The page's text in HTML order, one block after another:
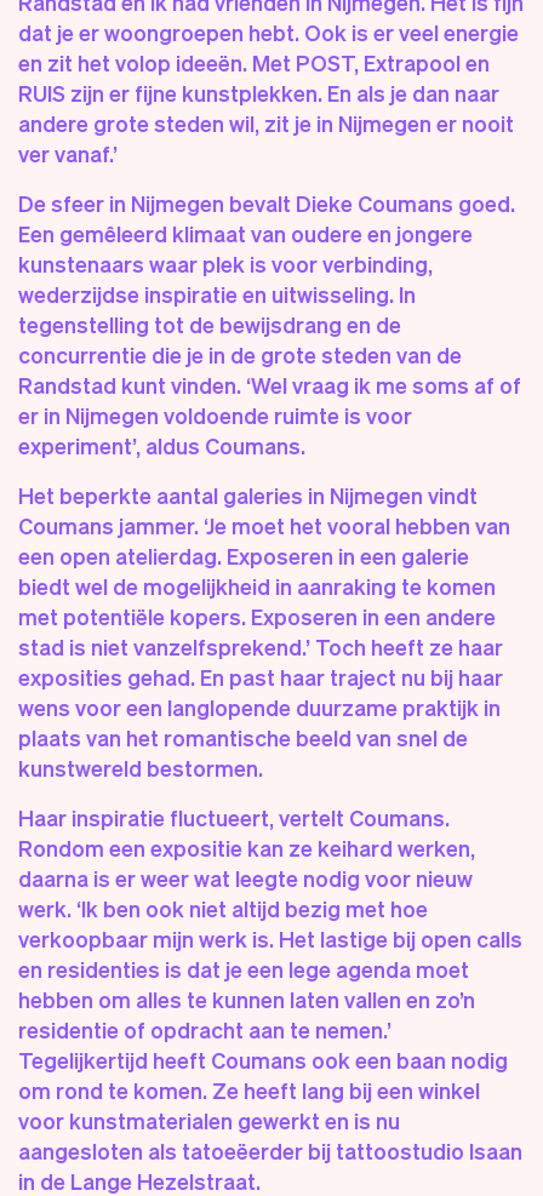
dat je er woongroepen hebt. Ook is er veel energie
en zit het volop ideeën. Met POST, Extrapool en
RUIS zijn er fijne kunstplekken. En als je dan naar
andere grote steden wil, zit je in Nijmegen er nooit
ver vanaf.’
De sfeer in Nijmegen bevalt Dieke Coumans goed.
Een gemêleerd klimaat van oudere en jongere
kunstenaars waar plek is voor verbinding,
wederzijdse inspiratie en uitwisseling. In
tegenstelling tot de bewijsdrang en de
concurrentie die je in de grote steden van de
Randstad kunt vinden. ‘Wel vraag ik me soms af of
er in Nijmegen voldoende ruimte is voor
experiment’, aldus Coumans.
Het beperkte aantal galeries in Nijmegen vindt
Coumans jammer. ‘Je moet het vooral hebben van
een open atelierdag. Exposeren in een galerie
biedt wel de mogelijkheid in aanraking te komen
met potentiële kopers. Exposeren in een andere
stad is niet vanzelfsprekend.’ Toch heeft ze haar
exposities gehad. En past haar traject nu bij haar
wens voor een langlopende duurzame praktijk in
plaats van het romantische beeld van snel de
kunstwereld bestormen.
Haar inspiratie fluctueert, vertelt Coumans.
Rondom een expositie kan ze keihard werken,
daarna is er weer wat leegte nodig voor nieuw
werk. ‘Ik ben ook niet altijd bezig met hoe
verkoopbaar mijn werk is. Het lastige bij open calls
en residenties is dat je een lege agenda moet
hebben om alles te kunnen laten vallen en zo’n
residentie of opdracht aan te nemen.’
Tegelijkertijd heeft Coumans ook een baan nodig
om rond te komen. Ze heeft lang bij een winkel
voor kunstmaterialen gewerkt en is nu
aangesloten als tatoeëerder bij tattoostudio Isaan
in de Lange Hezelstraat.